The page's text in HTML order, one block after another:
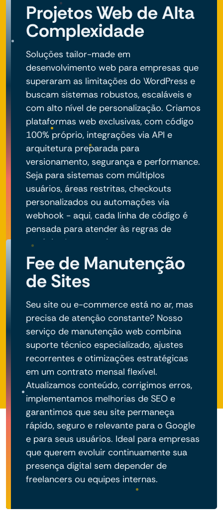
Projetos Web de Alta
Complexidade
Soluções tailor-made em
desenvolvimento web para empresas que
superaram as limitações do WordPress e
buscam sistemas robustos, escaláveis e
com alto nível de personalização. Criamos
plataformas web exclusivas, com código
100% próprio, integrações via API e
arquitetura preparada para
versionamento, segurança e performance.
Seja para sistemas com múltiplos
usuários, áreas restritas, checkouts
personalizados ou automações via
webhook - aqui, cada linha de código é
pensada para atender às regras de
negócio do seu projeto.
Fee de Manutenção
de Sites
Seu site ou e-commerce está no ar, mas
precisa de atenção constante? Nosso
serviço de manutenção web combina
suporte técnico especializado, ajustes
recorrentes e otimizações estratégicas
em um contrato mensal flexível.
Atualizamos conteúdo, corrigimos erros,
implementamos melhorias de SEO e
garantimos que seu site permaneça
rápido, seguro e relevante para o Google
e para seus usuários. Ideal para empresas
que querem evoluir continuamente sua
presença digital sem depender de
freelancers ou equipes internas.